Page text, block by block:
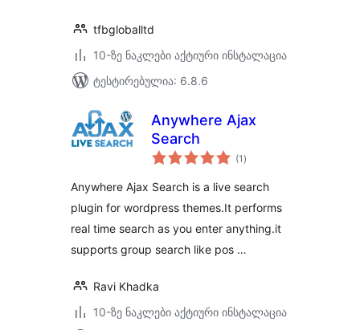
tfbgloballtd
10-ზე ნაკლები აქტიური ინსტალაცია
ტესტირებულია: 6.8.6
Anywhere Ajax
Search
(1 საერთო
რეიტინგი
)
Anywhere Ajax Search is a live search
plugin for wordpress themes.It performs
real time search as you enter anything.it
supports group search like pos …
Ravi Khadka
10-ზე ნაკლები აქტიური ინსტალაცია